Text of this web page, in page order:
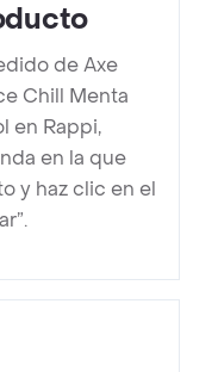
de Axe
Chill Menta
en Rappi,
en la que
y haz clic en el